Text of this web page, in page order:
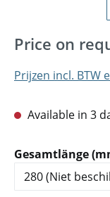
Price on
Prijzen incl. BTW
Available in 3
Selecteer
Gesamtlänge